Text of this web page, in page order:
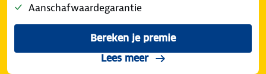
Aanschafwaardegarantie
Bereken je premievoor de ANWB Veilig
Lees meerover de Volledig Casco